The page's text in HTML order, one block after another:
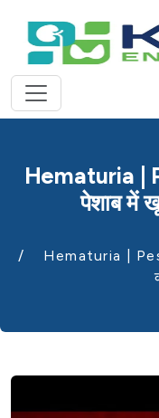
Hematuria |
पेशाब में
Hematuria |